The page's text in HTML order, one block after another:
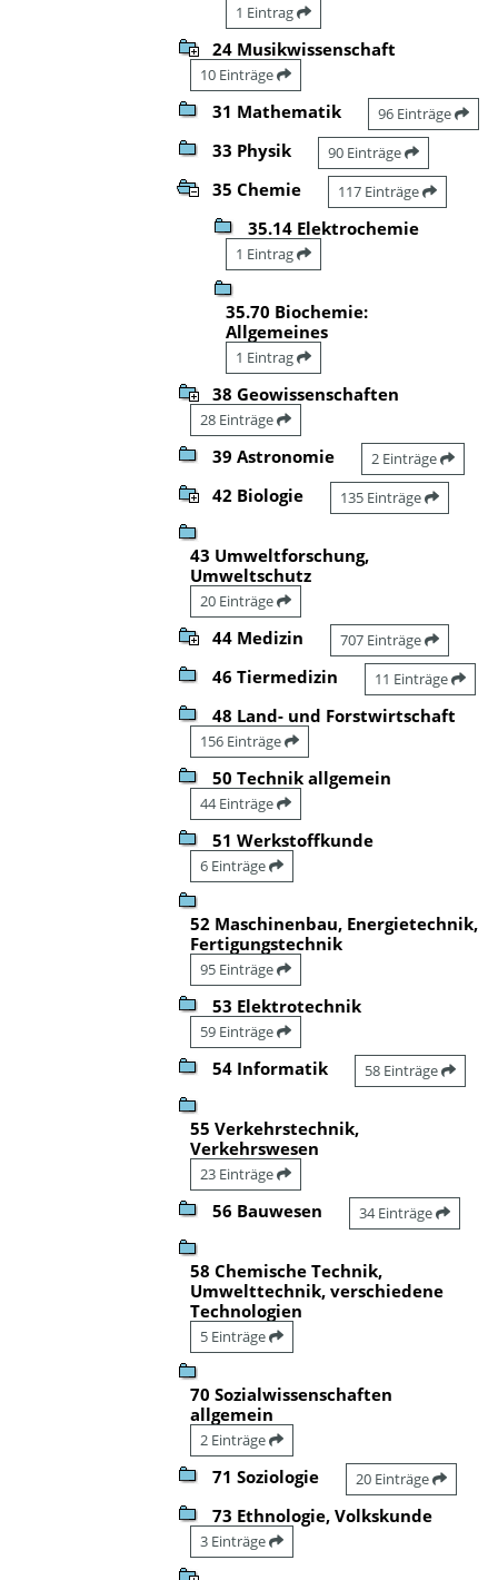
1 Eintrag
24 Musikwissenschaft
10 Einträge
31 Mathematik 96 Einträge
33 Physik 90 Einträge
35 Chemie 117 Einträge
35.14 Elektrochemie
1 Eintrag
35.70 Biochemie:
Allgemeines
1 Eintrag
38 Geowissenschaften
28 Einträge
39 Astronomie 2 Einträge
42 Biologie 135 Einträge
43 Umweltforschung,
Umweltschutz
20 Einträge
44 Medizin 707 Einträge
46 Tiermedizin 11 Einträge
48 Land- und Forstwirtschaft
156 Einträge
50 Technik allgemein
44 Einträge
51 Werkstoffkunde
6 Einträge
52 Maschinenbau, Energietechnik,
Fertigungstechnik
95 Einträge
53 Elektrotechnik
59 Einträge
54 Informatik 58 Einträge
55 Verkehrstechnik,
Verkehrswesen
23 Einträge
56 Bauwesen 34 Einträge
58 Chemische Technik,
Umwelttechnik, verschiedene
Technologien
5 Einträge
70 Sozialwissenschaften
allgemein
2 Einträge
71 Soziologie 20 Einträge
73 Ethnologie, Volkskunde
3 Einträge